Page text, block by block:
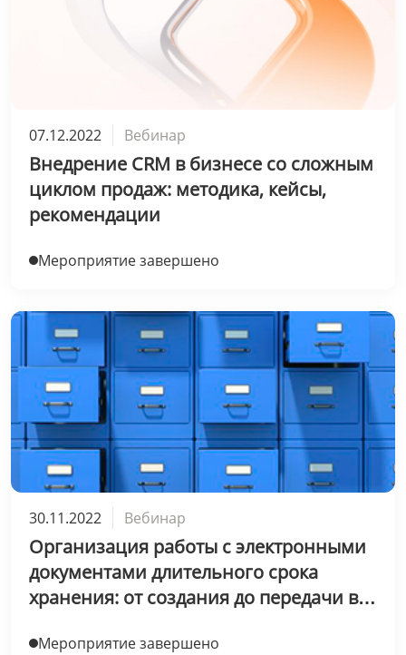
07.12.2022 Вебинар
Внедрение CRM в бизнесе со сложным
циклом продаж: методика, кейсы,
рекомендации
Мероприятие завершено
30.11.2022 Вебинар
Организация работы с электронными
документами длительного срока
хранения: от создания до передачи в
Мероприятие завершено